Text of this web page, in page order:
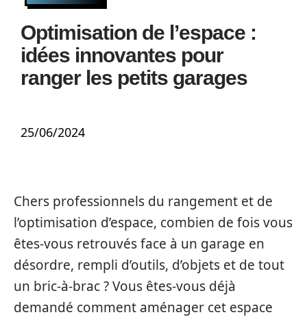
Optimisation de l’espace :
idées innovantes pour
ranger les petits garages
25/06/2024
Chers professionnels du rangement et de
l’optimisation d’espace, combien de fois vous
êtes-vous retrouvés face à un garage en
désordre, rempli d’outils, d’objets et de tout
un bric-à-brac ? Vous êtes-vous déjà
demandé comment aménager cet espace